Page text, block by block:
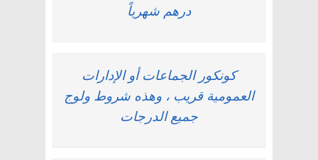
درهم شهرياً
كونكور الجماعات أو الإدارات
العمومية قريب ، وهذه شروط ولوج
جميع الدرجات